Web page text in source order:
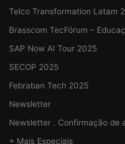
Telco Transformation Latam
Brasscom TecFórum –
SAP Now AI Tour 2025
SECOP 2025
Febraban Tech 2025
Newsletter
Newsletter . Confirmação de
+ Mais Especiais